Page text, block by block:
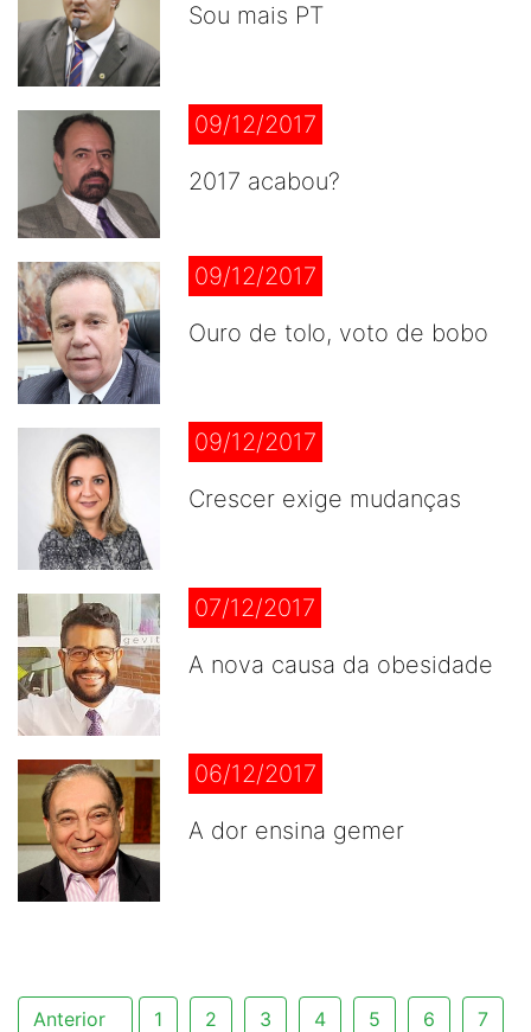
Sou mais PT
09/12/2017
2017 acabou?
09/12/2017
Ouro de tolo, voto de bobo
09/12/2017
Crescer exige mudanças
07/12/2017
A nova causa da obesidade
06/12/2017
A dor ensina gemer
Anterior 1 2 3 4 5 6 7